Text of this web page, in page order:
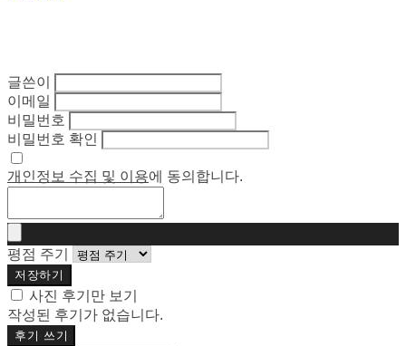
글쓴이
이메일
비밀번호
비밀번호 확인
개인정보 수집 및 이용에 동의합니다.
평점 주기
저장하기
사진 후기만 보기
작성된 후기가 없습니다.
후기 쓰기